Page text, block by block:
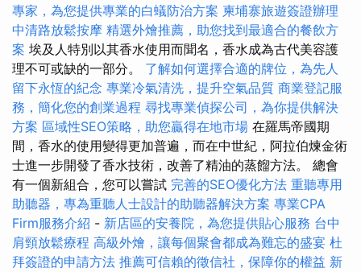
專家，為您提供專業的白蟻防治方案 柬埔寨旅遊簽證辦理
中清路放鬆按摩 精選外燴推薦，助您找到最適合的餐飲方
案 埃及人特別以其香水使用而聞名，香水成為古代美容護
理不可或缺的一部分。 了解如何選擇合適的牌位，為先人
留下永恆的紀念 專業冷氣清洗，提升空氣品質 商業登記服
務，簡化您的創業過程 尋找專業偵探公司，為你提供解決
方案 區域性SEO策略，助您贏得在地市場 在羅馬帝國期
間，香水的使用變得更加普遍，而在中世紀，阿拉伯煉金術
士進一步開發了香水技術，改善了精油的蒸餾方法。 總會
有一個新組合，您可以嘗試 完善的SEO優化方法 重聽專用
助聽器，專為重聽人士設計的助聽器解決方案 專業CPA
Firm服務介紹 - 新店區的安養院，為您提供貼心服務 台中
肩頸放鬆療程 高級外燴，讓每個聚會都成為難忘的盛宴 杜
拜簽證的申請方法 推薦可信賴的徵信社，保障你的權益 新